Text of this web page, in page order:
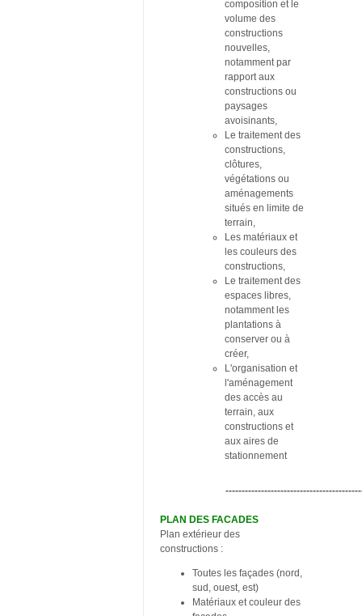
composition et le
volume des
constructions
nouvelles,
notamment par
rapport aux
constructions ou
paysages
avoisinants,
Le traitement des
constructions,
clôtures,
végétations ou
aménagements
situés en limite de
terrain,
Les matériaux et
les couleurs des
constructions,
Le traitement des
espaces libres,
notamment les
plantations à
conserver ou à
créer,
L'organisation et
l'aménagement
des accès au
terrain, aux
constructions et
aux aires de
stationnement
PLAN DES FACADES
Plan extérieur des
constructions :
Toutes les façades (nord,
sud, ouest, est)
Matériaux et couleur des